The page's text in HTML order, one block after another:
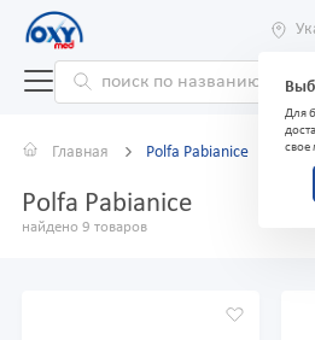
Для
свое
Главная Polfa Pabianice
Polfa Pabianice
найдено 9 товаров